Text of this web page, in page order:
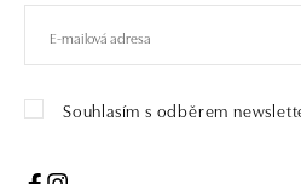
Souhlasím s odběrem